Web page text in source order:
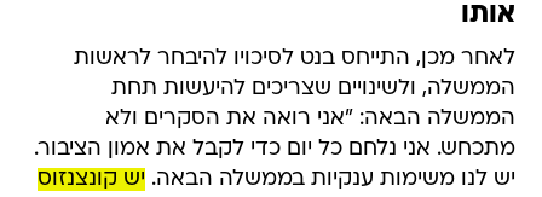
אותו
לאחר מכן, התייחס בנט לסיכויו להיבחר לראשות
הממשלה, ולשינויים שצריכים להיעשות תחת
הממשלה הבאה: "אני רואה את הסקרים ולא
מתכחש. אני נלחם כל יום כדי לקבל את אמון הציבור.
יש לנו משימות ענקיות בממשלה הבאה. יש קונצנזוס